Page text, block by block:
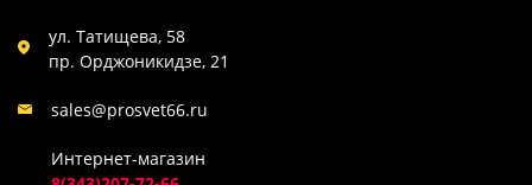
ул. Татищева, 58
пр. Орджоникидзе, 21
sales@prosvet66.ru
Интернет-магазин